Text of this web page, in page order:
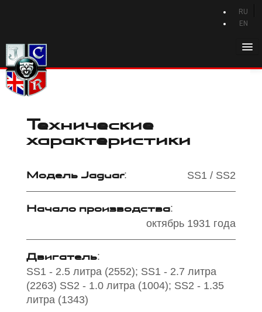
RU
EN
Главная
Новости Jaguar
Программа привилегий
Контакты
Технические
характеристики
Модель Jaguar: SS1 / SS2
Начало производства:
октябрь 1931 года
Двигатель:
SS1 - 2.5 литра (2552); SS1 - 2.7 литра
(2263) SS2 - 1.0 литра (1004); SS2 - 1.35
литра (1343)